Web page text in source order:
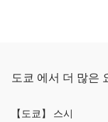
도쿄 에서 더 많은
【도쿄】 스시